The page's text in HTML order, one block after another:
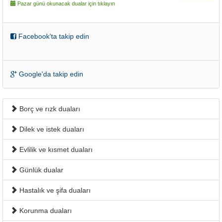
Pazar günü okunacak dualar için tıklayın
Facebook'ta takip edin
Google'da takip edin
Borç ve rızk duaları
Dilek ve istek duaları
Evlilik ve kısmet duaları
Günlük dualar
Hastalık ve şifa duaları
Korunma duaları